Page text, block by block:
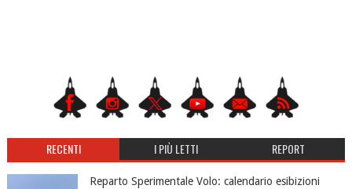
RECENTI I PIÙ LETTI REPORT
Reparto Sperimentale Volo: calendario esibizioni